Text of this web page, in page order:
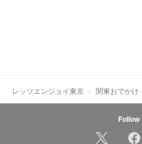
レッツエンジョイ東京 関東おでかけ
Follow